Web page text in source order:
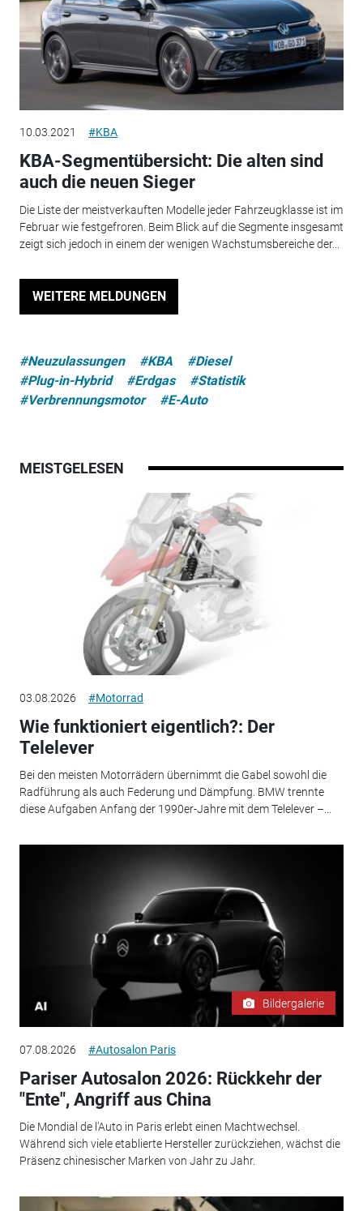
10.03.2021 #KBA
KBA-Segmentübersicht: Die alten sind
auch die neuen Sieger
Die Liste der meistverkauften Modelle jeder Fahrzeugklasse ist im
Februar wie festgefroren. Beim Blick auf die Segmente insgesamt
zeigt sich jedoch in einem der wenigen Wachstumsbereiche der...
WEITERE MELDUNGEN
#Neuzulassungen #KBA
#Diesel
#Plug-in-Hybrid
#Erdgas
#Statistik
#Verbrennungsmotor
#E-Auto
MEISTGELESEN
03.08.2026 #Motorrad
Wie funktioniert eigentlich?: Der
Telelever
Bei den meisten Motorrädern übernimmt die Gabel sowohl die
Radführung als auch Federung und Dämpfung. BMW trennte
diese Aufgaben Anfang der 1990er-Jahre mit dem Telelever –...
Bildergalerie
07.08.2026 #Autosalon Paris
Pariser Autosalon 2026: Rückkehr der
"Ente", Angriff aus China
Die Mondial de l'Auto in Paris erlebt einen Machtwechsel.
Während sich viele etablierte Hersteller zurückziehen, wächst die
Präsenz chinesischer Marken von Jahr zu Jahr.